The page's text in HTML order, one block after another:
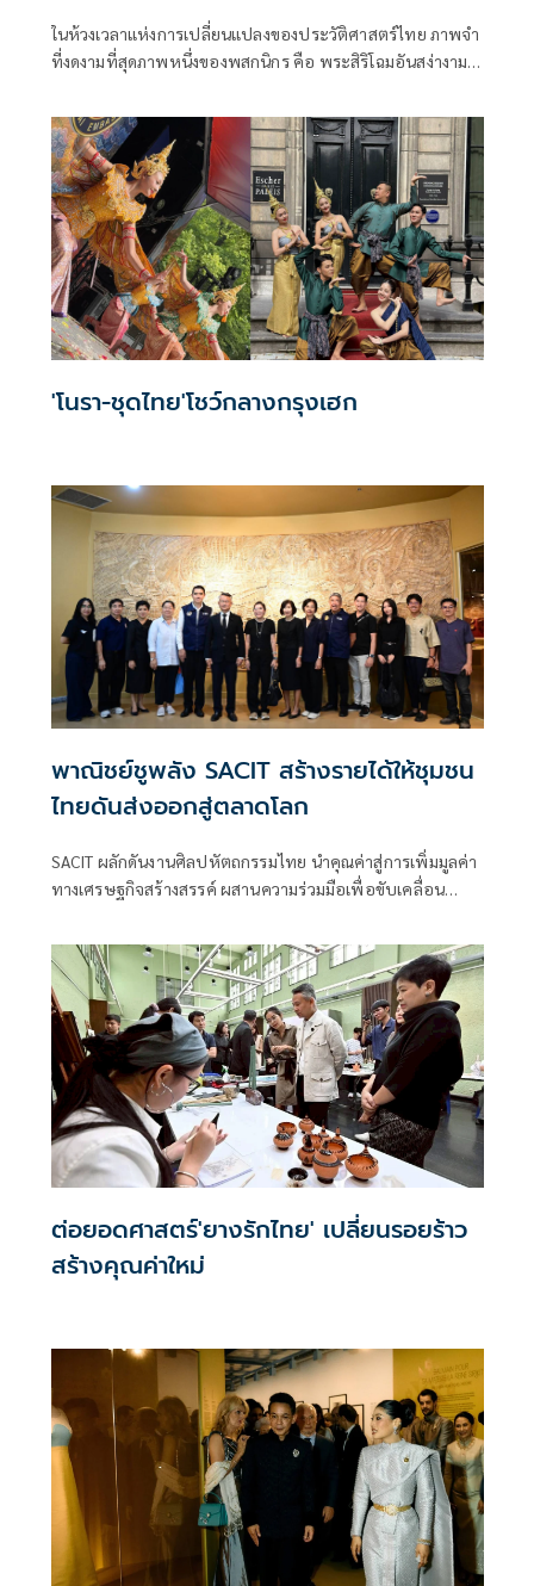
ในห้วงเวลาแห่งการเปลี่ยนแปลงของประวัติศาสตร์ไทย ภาพจำ
ที่งดงามที่สุดภาพหนึ่งของพสกนิกร คือ พระสิริโฉมอันสง่างาม
ไทยที่วิจิตรบรรจง ความงดงามนี้มิใช่เพียงเรื่องของแฟชั่นหรือ
อาภรณ์ภายนอก หากแต่เป็นผลึกทางปัญญาที่กลั่นกรองจาก
พระราชหฤทัยอันรักชาติ เพื่อสร้าง "ตัวตน" และ "ศักดิ์ศรี" ของ
ความเป็นไทยให้ปรากฏชัดแก่สายตาอารยประเทศ
'โนรา-ชุดไทย'โชว์กลางกรุงเฮก
พาณิชย์ชูพลัง SACIT สร้างรายได้ให้ชุมชน
ไทยดันส่งออกสู่ตลาดโลก
SACIT ผลักดันงานศิลปหัตถกรรมไทย นำคุณค่าสู่การเพิ่มมูลค่า
ทางเศรษฐกิจสร้างสรรค์ ผสานความร่วมมือเพื่อขับเคลื่อน
ต่อยอดศาสตร์'ยางรักไทย' เปลี่ยนรอยร้าว
สร้างคุณค่าใหม่